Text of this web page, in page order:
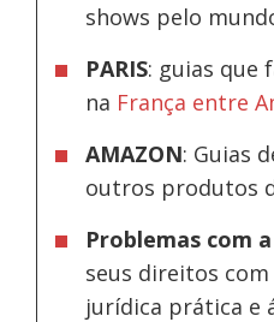
shows pelo
PARIS: guias que
na França entre
AMAZON: Guias
outros produtos
Problemas com
seus direitos com
jurídica prática e